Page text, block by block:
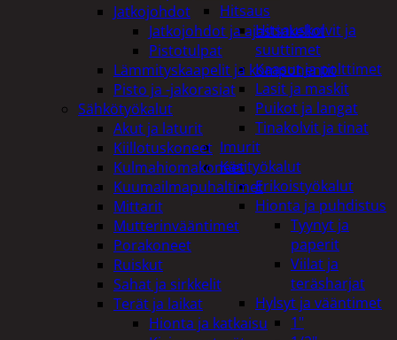
Hitsaus
Hitsauskolvit ja
suuttimet
Kaasut ja polttimet
Lasit ja maskit
Puikot ja langat
Tinakolvit ja tinat
Imurit
Käsityökalut
Erikoistyökalut
Hionta ja puhdistus
Tyynyt ja
paperit
Viilat ja
teräsharjat
Hylsyt ja vääntimet
1"
Jatkojohdot
Jatkojohdot ja ajastinkellot
Pistotulpat
Lämmityskaapelit ja komponentit
Pisto ja -jakorasiat
Sähkötyökalut
Akut ja laturit
Kiillotuskoneet
Kulmahiomakoneet
Kuumailmapuhaltimet
Mittarit
Mutterinvääntimet
Porakoneet
Ruiskut
Sahat ja sirkkelit
Terät ja laikat
Hionta ja katkaisu